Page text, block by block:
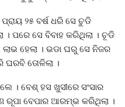
୨୫ ବର୍ଷ ଧରି ସେ ଚୁଡି
। ପରେ ସେ ବିବାହ କରିଥିଲା । ଚୂଡି
ହେଲା । ଭଡା ଘରୁ ସେ ନିଜର
ତୋଳିଲା ।
। ବେଶ୍‌ ହସ ଖୁସୀରେ ସଂସାର
ରୂପା ବେପାର ଆରମ୍ଭ କରିଥିଲା ।